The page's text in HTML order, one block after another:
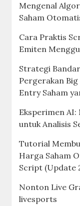
Mengenal
Saham
Cara Praktis
Emiten
Strategi
Pergerakan
Entry Saham
Eksperimen AI:
untuk Analisis
Tutorial
Harga Saham
Script (Update
Nonton Live
livesports